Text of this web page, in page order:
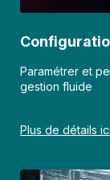
Paramétrer et
gestion fluide
Plus de détails ici